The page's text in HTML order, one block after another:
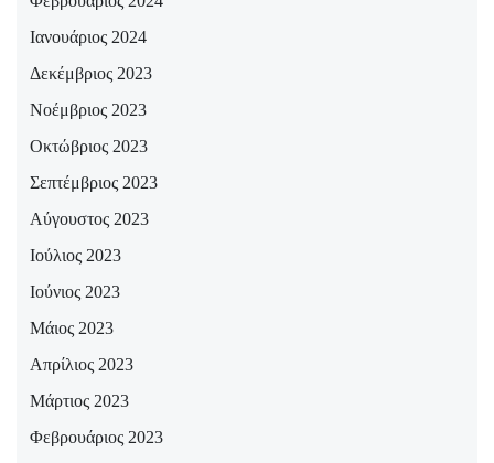
Ιανουάριος 2024
Δεκέμβριος 2023
Νοέμβριος 2023
Οκτώβριος 2023
Σεπτέμβριος 2023
Αύγουστος 2023
Ιούλιος 2023
Ιούνιος 2023
Μάιος 2023
Απρίλιος 2023
Μάρτιος 2023
Φεβρουάριος 2023